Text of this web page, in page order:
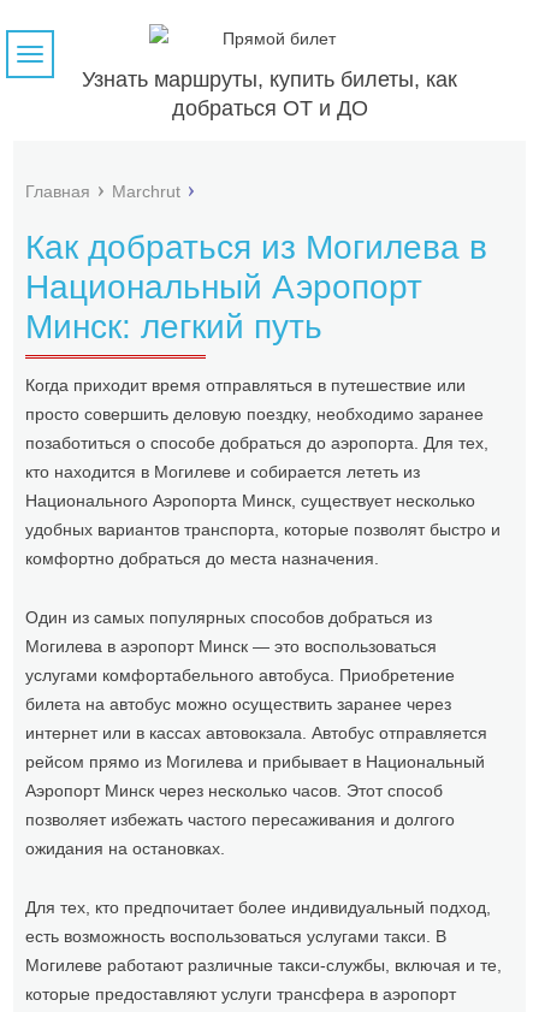
Узнать маршруты, купить билеты, как
добраться ОТ и ДО
Навигация
Главная Marchrut
Как добраться из Могилева в
Национальный Аэропорт
Минск: легкий путь
Когда приходит время отправляться в путешествие или
просто совершить деловую поездку, необходимо заранее
позаботиться о способе добраться до аэропорта. Для тех,
кто находится в Могилеве и собирается лететь из
Национального Аэропорта Минск, существует несколько
удобных вариантов транспорта, которые позволят быстро и
комфортно добраться до места назначения.
Один из самых популярных способов добраться из
Могилева в аэропорт Минск — это воспользоваться
услугами комфортабельного автобуса. Приобретение
билета на автобус можно осуществить заранее через
интернет или в кассах автовокзала. Автобус отправляется
рейсом прямо из Могилева и прибывает в Национальный
Аэропорт Минск через несколько часов. Этот способ
позволяет избежать частого пересаживания и долгого
ожидания на остановках.
Для тех, кто предпочитает более индивидуальный подход,
есть возможность воспользоваться услугами такси. В
Могилеве работают различные такси-службы, включая и те,
которые предоставляют услуги трансфера в аэропорт